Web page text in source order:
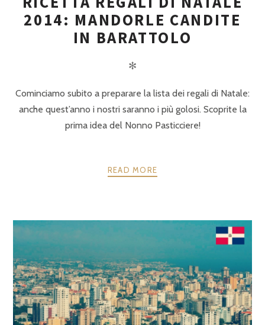
2014: MANDORLE CANDITE
IN BARATTOLO
✻
Cominciamo subito a preparare la lista dei regali di Natale:
anche quest’anno i nostri saranno i più golosi. Scoprite la
prima idea del Nonno Pasticciere!
READ MORE